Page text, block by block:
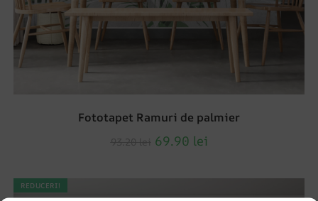
Fototapet Ramuri de palmier
69.90 lei
REDUCERI!